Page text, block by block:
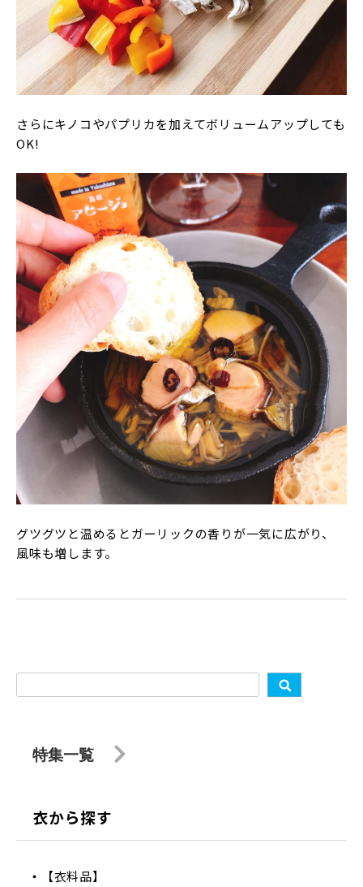
さらにキノコやパプリカを加えてボリュームアップしても
OK!
グツグツと温めるとガーリックの香りが一気に広がり、
風味も増します。
特集一覧
衣から探す
【衣料品】